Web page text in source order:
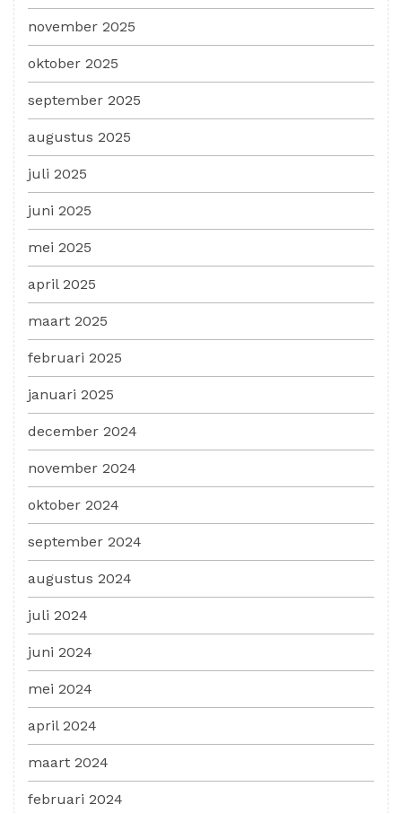
november 2025
oktober 2025
september 2025
augustus 2025
juli 2025
juni 2025
mei 2025
april 2025
maart 2025
februari 2025
januari 2025
december 2024
november 2024
oktober 2024
september 2024
augustus 2024
juli 2024
juni 2024
mei 2024
april 2024
maart 2024
februari 2024